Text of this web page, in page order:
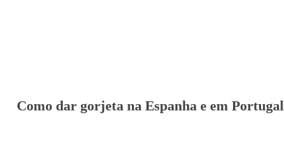
Como dar gorjeta na Espanha e em Portugal